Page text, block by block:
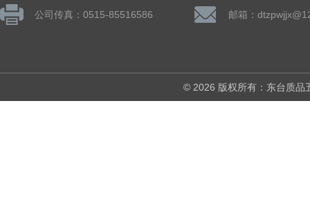
公司传真：0515-85516586 邮箱：
© 2026 版权所有：东台质